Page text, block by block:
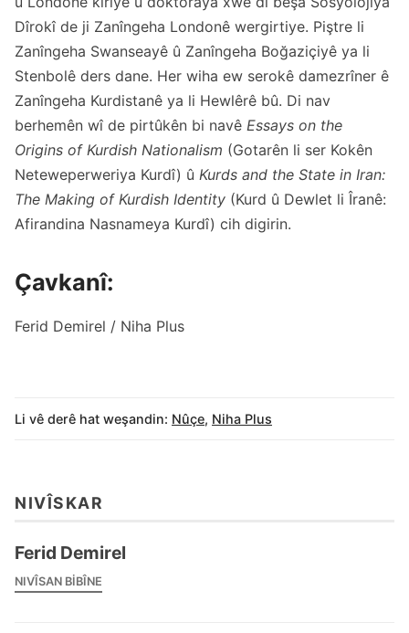
Dîrokî de ji Zanîngeha Londonê wergirtiye. Piştre li
Zanîngeha Swanseayê û Zanîngeha Boğaziçiyê ya li
Stenbolê ders dane. Her wiha ew serokê damezrîner ê
Zanîngeha Kurdistanê ya li Hewlêrê bû. Di nav
berhemên wî de pirtûkên bi navê Essays on the
Origins of Kurdish Nationalism (Gotarên li ser Kokên
Neteweperweriya Kurdî) û Kurds and the State in Iran:
The Making of Kurdish Identity (Kurd û Dewlet li Îranê:
Afirandina Nasnameya Kurdî) cih digirin.
Çavkanî:
Ferid Demirel / Niha Plus
Li vê derê hat weşandin: Nûçe, Niha Plus
NIVÎSKAR
Ferid Demirel
NIVÎSAN BIBÎNE